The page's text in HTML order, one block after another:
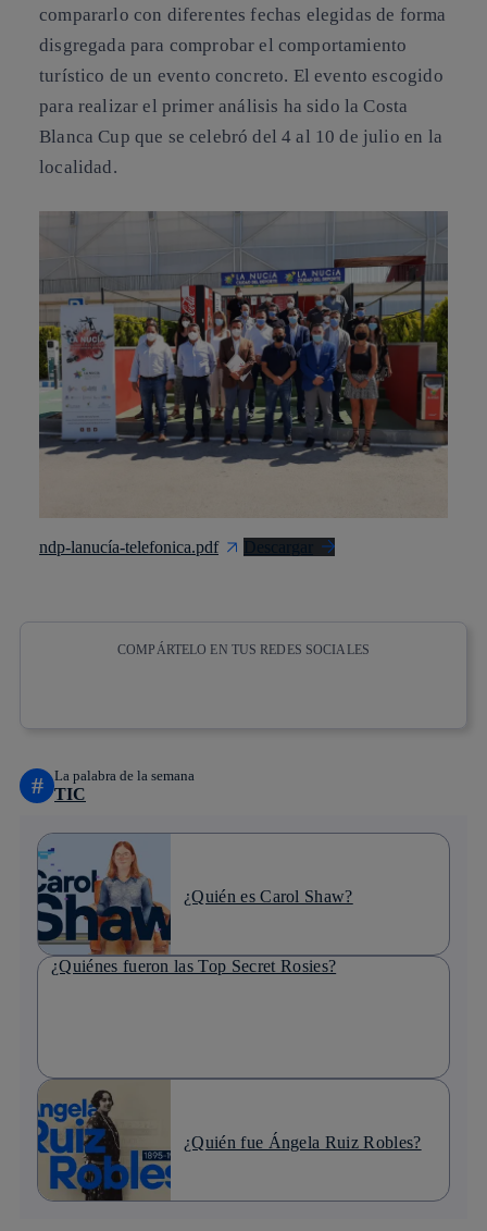
compararlo con diferentes fechas elegidas de forma
disgregada para comprobar el comportamiento
turístico de un evento concreto. El evento escogido
para realizar el primer análisis ha sido la Costa
Blanca Cup que se celebró del 4 al 10 de julio en la
localidad.
ndp-lanucía-telefonica.pdf Descargar
COMPÁRTELO EN TUS REDES SOCIALES
# La palabra de la semana
TIC
¿Quién es Carol Shaw?
¿Quiénes fueron las Top Secret Rosies?
¿Quién fue Ángela Ruiz Robles?